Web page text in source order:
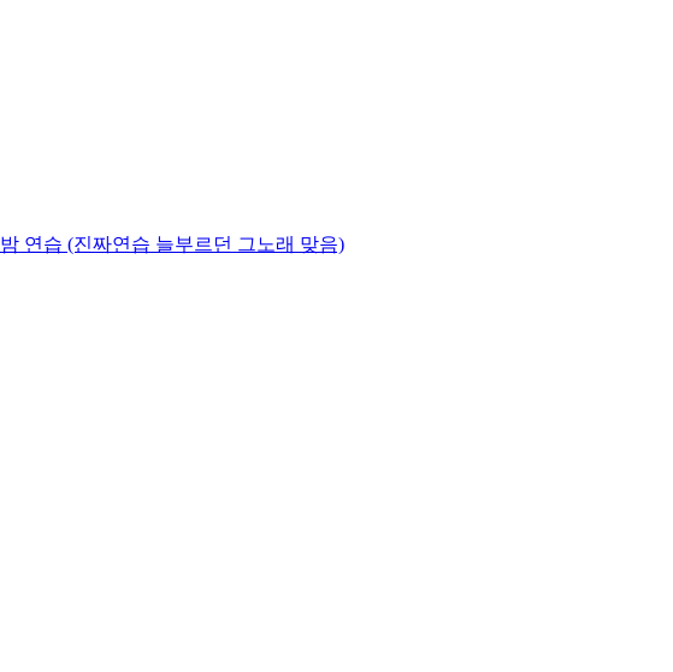
밤 연습 (진짜연습 늘부르던 그노래 맞음)